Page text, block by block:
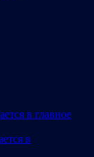
в главное
в